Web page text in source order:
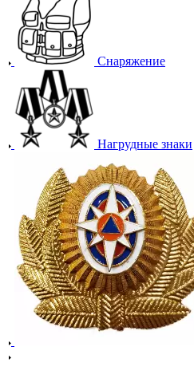
Снаряжение
Нагрудные знаки